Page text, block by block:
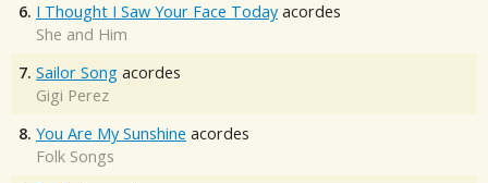
6. I Thought I Saw Your Face Today acordes
She and Him
7. Sailor Song acordes
Gigi Perez
8. You Are My Sunshine acordes
Folk Songs